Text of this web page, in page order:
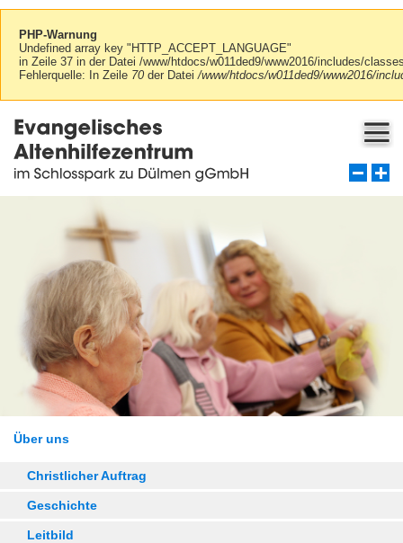
PHP-Warnung
Undefined array key "HTTP_ACCEPT_LANGUAGE"
in Zeile 37 in der Datei /www/htdocs/w011ded9/www2016/includes/
Fehlerquelle: In Zeile 70 der Datei/www/htdocs/w011ded9/www2016/
Über uns
Christlicher Auftrag
Geschichte
Leitbild